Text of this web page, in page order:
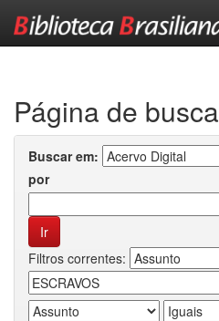
Página de busca
Buscar em:
por
Filtros correntes: